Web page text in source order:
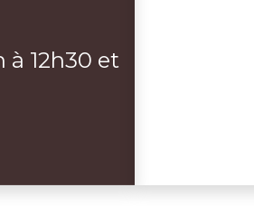
à 12h30 et